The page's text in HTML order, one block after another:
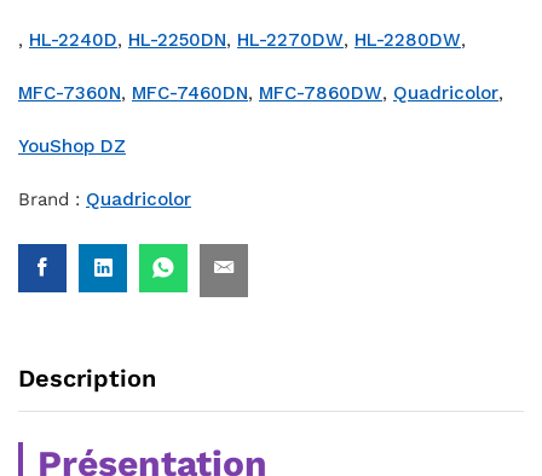
, HL-2240D, HL-2250DN, HL-2270DW, HL-2280DW,
MFC-7360N, MFC-7460DN, MFC-7860DW, Quadricolor,
YouShop DZ
Brand : Quadricolor
Description
Présentation